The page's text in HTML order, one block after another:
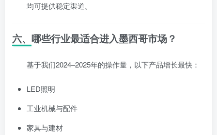
均可提供稳定渠道。
六、哪些行业最适合进入墨西哥市场？
基于我们2024–2025年的操作量，以下产品增长最快：
LED照明
工业机械与配件
家具与建材